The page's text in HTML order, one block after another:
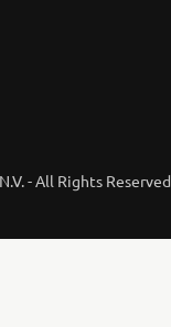
- All Rights Reserved